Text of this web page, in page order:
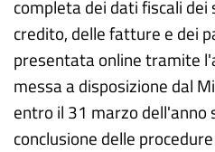
completa dei dati fiscali
credito, delle fatture e dei
presentata online tramite
messa a disposizione dal
entro il 31 marzo dell'anno
conclusione delle